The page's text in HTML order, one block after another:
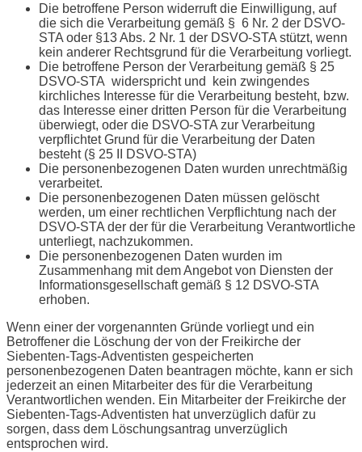
Die betroffene Person widerruft die Einwilligung, auf
die sich die Verarbeitung gemäß § 6 Nr. 2 der DSVO-
STA oder §13 Abs. 2 Nr. 1 der DSVO-STA stützt, wenn
kein anderer Rechtsgrund für die Verarbeitung vorliegt.
Die betroffene Person der Verarbeitung gemäß § 25
DSVO-STA widerspricht und kein zwingendes
kirchliches Interesse für die Verarbeitung besteht, bzw.
das Interesse einer dritten Person für die Verarbeitung
überwiegt, oder die DSVO-STA zur Verarbeitung
verpflichtet Grund für die Verarbeitung der Daten
besteht (§ 25 II DSVO-STA)
Die personenbezogenen Daten wurden unrechtmäßig
verarbeitet.
Die personenbezogenen Daten müssen gelöscht
werden, um einer rechtlichen Verpflichtung nach der
DSVO-STA der der für die Verarbeitung Verantwortliche
unterliegt, nachzukommen.
Die personenbezogenen Daten wurden im
Zusammenhang mit dem Angebot von Diensten der
Informationsgesellschaft gemäß § 12 DSVO-STA
erhoben.
Wenn einer der vorgenannten Gründe vorliegt und ein
Betroffener die Löschung der von der Freikirche der
Siebenten-Tags-Adventisten gespeicherten
personenbezogenen Daten beantragen möchte, kann er sich
jederzeit an einen Mitarbeiter des für die Verarbeitung
Verantwortlichen wenden. Ein Mitarbeiter der Freikirche der
Siebenten-Tags-Adventisten hat unverzüglich dafür zu
sorgen, dass dem Löschungsantrag unverzüglich
entsprochen wird.